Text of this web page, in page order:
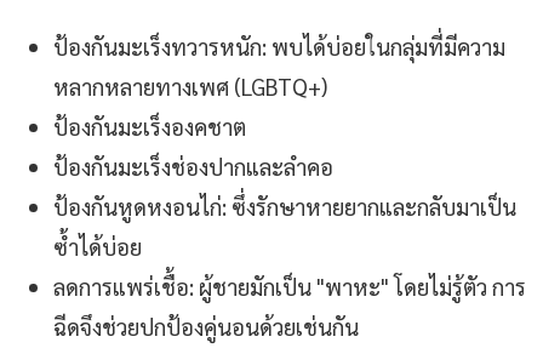
ป้องกันมะเร็งทวารหนัก: พบได้บ่อยในกลุ่มที่มีความ
หลากหลายทางเพศ (LGBTQ+)
ป้องกันมะเร็งองคชาต
ป้องกันมะเร็งช่องปากและลำคอ
ป้องกันหูดหงอนไก่: ซึ่งรักษาหายยากและกลับมาเป็น
ซ้ำได้บ่อย
ลดการแพร่เชื้อ: ผู้ชายมักเป็น "พาหะ" โดยไม่รู้ตัว การ
ฉีดจึงช่วยปกป้องคู่นอนด้วยเช่นกัน